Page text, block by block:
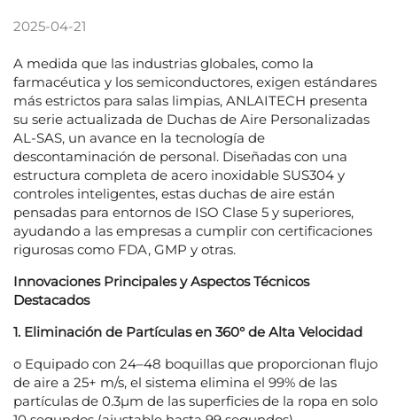
2025-04-21
A medida que las industrias globales, como la
farmacéutica y los semiconductores, exigen estándares
más estrictos para salas limpias, ANLAITECH presenta
su serie actualizada de Duchas de Aire Personalizadas
AL-SAS, un avance en la tecnología de
descontaminación de personal. Diseñadas con una
estructura completa de acero inoxidable SUS304 y
controles inteligentes, estas duchas de aire están
pensadas para entornos de ISO Clase 5 y superiores,
ayudando a las empresas a cumplir con certificaciones
rigurosas como FDA, GMP y otras.
Innovaciones Principales y Aspectos Técnicos
Destacados
1. Eliminación de Partículas en 360° de Alta Velocidad
o Equipado con 24–48 boquillas que proporcionan flujo
de aire a 25+ m/s, el sistema elimina el 99% de las
partículas de 0.3μm de las superficies de la ropa en solo